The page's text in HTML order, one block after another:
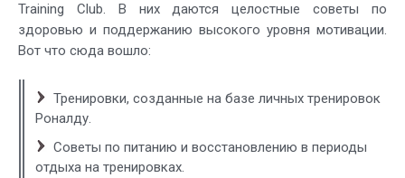
Training Club. В них даются целостные советы по
здоровью и поддержанию высокого уровня мотивации.
Вот что сюда вошло:
Тренировки, созданные на базе личных тренировок
Роналду.
Советы по питанию и восстановлению в периоды
отдыха на тренировках.